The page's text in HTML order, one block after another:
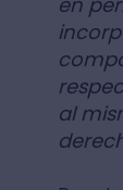
al